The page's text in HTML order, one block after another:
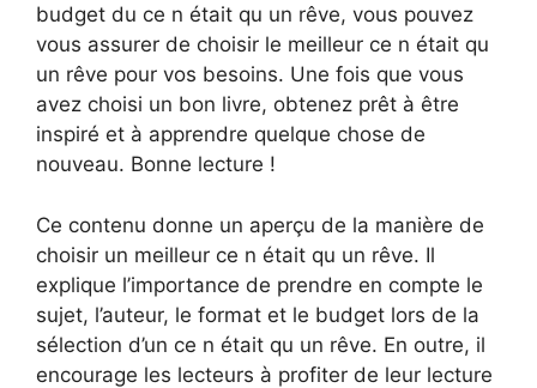
budget du ce n était qu un rêve, vous pouvez
vous assurer de choisir le meilleur ce n était qu
un rêve pour vos besoins. Une fois que vous
avez choisi un bon livre, obtenez prêt à être
inspiré et à apprendre quelque chose de
nouveau. Bonne lecture !
Ce contenu donne un aperçu de la manière de
choisir un meilleur ce n était qu un rêve. Il
explique l’importance de prendre en compte le
sujet, l’auteur, le format et le budget lors de la
sélection d’un ce n était qu un rêve. En outre, il
encourage les lecteurs à profiter de leur lecture